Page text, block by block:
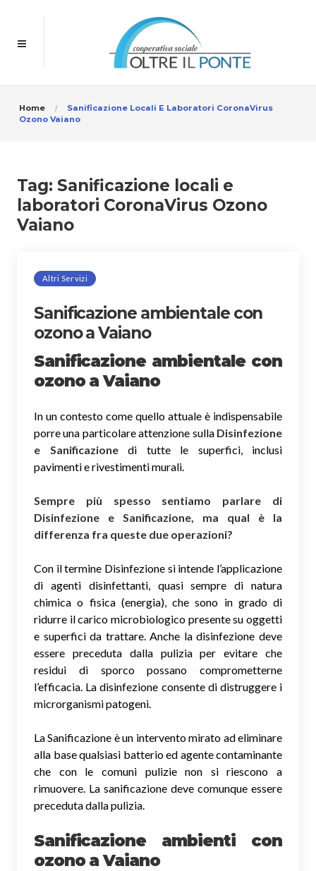
Home
Sanificazione Locali E Laboratori CoronaVirus
Ozono Vaiano
Tag: Sanificazione locali e
laboratori CoronaVirus Ozono
Vaiano
Altri Servizi
Sanificazione ambientale con
ozono a Vaiano
Sanificazione ambientale con
ozonoa Vaiano
In un contesto come quello attuale è indispensabile
porre una particolare attenzione sulla Disinfezione
e Sanificazionedi tutte le superfici, inclusi
pavimenti e rivestimenti murali.
Sempre più spesso sentiamo parlare di
Disinfezione e Sanificazione, ma qual è la
differenza fra queste due operazioni?
Con il termine Disinfezione si intende l’applicazione
di agenti disinfettanti, quasi sempre di natura
chimica o fisica (energia), che sono in grado di
ridurre il carico microbiologico presente su oggetti
e superfici da trattare. Anche la disinfezione deve
essere preceduta dalla pulizia per evitare che
residui di sporco possano comprometterne
l’efficacia. La disinfezione consente di distruggere i
microrganismi patogeni.
La Sanificazione è un intervento mirato ad eliminare
alla base qualsiasi batterio ed agente contaminante
che con le comuni pulizie non si riescono a
rimuovere. La sanificazione deve comunque essere
preceduta dalla pulizia.
Sanificazione ambienti con
ozono a Vaiano